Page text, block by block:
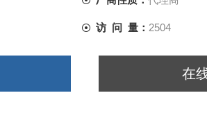
访 问 量： 2504
在